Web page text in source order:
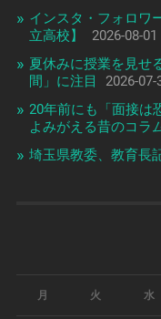
インスタ・フォロ
立高校】
2026-08-01
夏休みに授業を見せ
間」に注目
2026-07-
20年前にも「面接は
よみがえる昔のコラ
埼玉県教委、教育長
月 火 水